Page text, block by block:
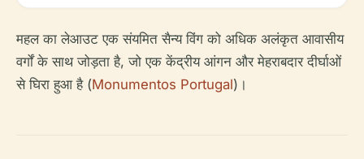
महल का लेआउट एक संयमित सैन्य विंग को अधिक अलंकृत आवासीय
वर्गों के साथ जोड़ता है, जो एक केंद्रीय आंगन और मेहराबदार दीर्घाओं
से घिरा हुआ है (Monumentos Portugal)।